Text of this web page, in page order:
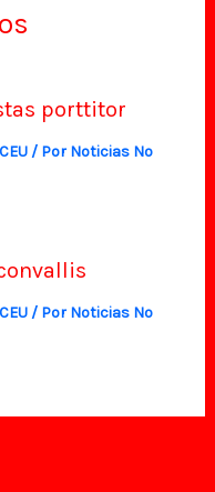
porttitor
/ Por Noticias No
/ Por Noticias No